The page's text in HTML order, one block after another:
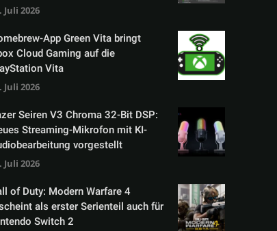
Juli 2026
App Green Vita bringt
Cloud Gaming auf die
Vita
Juli 2026
Seiren V3 Chroma 32-Bit DSP:
Streaming-Mikrofon mit KI-
vorgestellt
Juli 2026
of Duty: Modern Warfare 4
als erster Serienteil auch für
Switch 2